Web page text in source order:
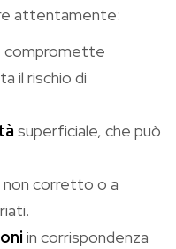
attentamente:
compromette
il rischio di
superficiale, che può
non corretto o a
in corrispondenza